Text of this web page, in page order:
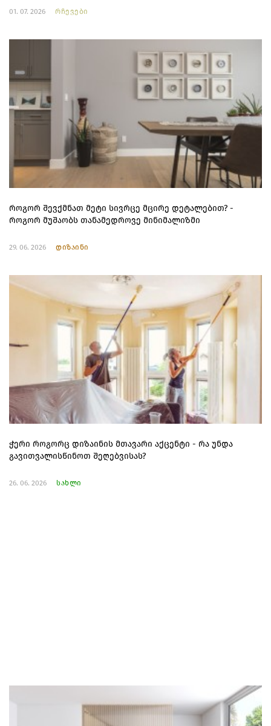
01. 07. 2026 რჩევები
როგორ შევქმნათ მეტი სივრცე მცირე დეტალებით? -
როგორ მუშაობს თანამედროვე მინიმალიზმი
29. 06. 2026 დიზაინი
ჭერი როგორც დიზაინის მთავარი აქცენტი - რა უნდა
გავითვალისწინოთ შეღებვისას?
26. 06. 2026 სახლი